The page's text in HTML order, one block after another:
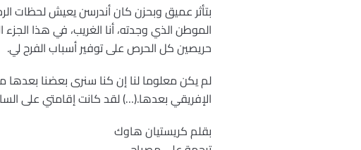
بتأثر عميق وبحزن كان أندرسن يعيش لحظات
الموطن الذي وجدته، أنا الغريب، في هذا
حريصين كل الحرص على توفير أسباب الفرح لي.
لم يكن معلوما لنا إن كنا سنرى بعضنا
الإفريقي بعدها.(…) لقد كانت إقامتي على
بقلم كريستيان هاوك